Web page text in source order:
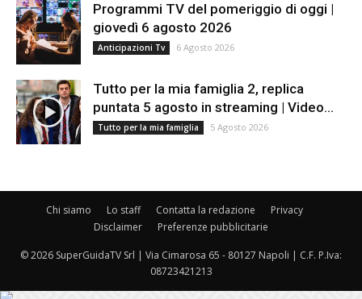
Programmi TV del pomeriggio di oggi |
giovedì 6 agosto 2026
Anticipazioni Tv 6 Agosto 2026
Tutto per la mia famiglia 2, replica
puntata 5 agosto in streaming | Video...
Tutto per la mia famiglia 5 Agosto 2026
Chi siamo Lo staff Contatta la redazione
Privacy
Disclaimer
Preferenze pubblicitarie
© 2026 SuperGuidaTV Srl | Via Cimarosa 65 - 80127 Napoli | C.F. P.Iva:
08723421213